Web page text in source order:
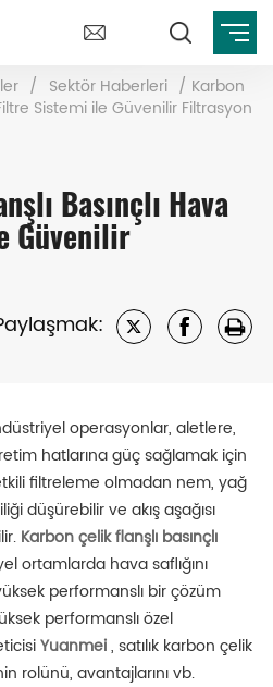
/ Sektör Haberleri / Karbon
Sistemi ile Güvenilir Filtrasyon
Basınçlı Hava
Güvenilir
operasyonlar, aletlere,
hatlarına güç sağlamak için
filtreleme olmadan nem, yağ
düşürebilir ve akış aşağısı
Karbon çelik flanşlı basınçlı
ortamlarda hava saflığını
performanslı bir çözüm
performanslı özel
Yuanmei, satılık karbon çelik
rolünü, avantajlarını vb.